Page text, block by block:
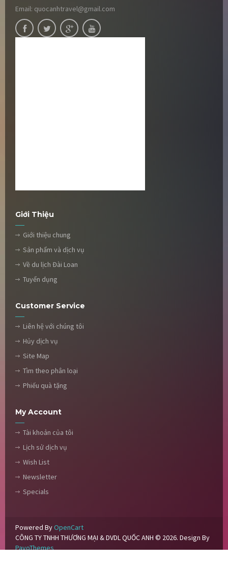
Email: quocanhtravel@gmail.com
Giới Thiệu
Giới thiệu chung
Sản phẩm và dịch vụ
Về du lịch Đài Loan
Tuyển dụng
Customer Service
Liên hệ với chúng tôi
Hủy dịch vụ
Site Map
Tìm theo phân loại
Phiếu quà tặng
My Account
Tài khoản của tôi
Lịch sử dịch vụ
Wish List
Newsletter
Specials
Powered ByOpenCart
CÔNG TY TNHH THƯƠNG MẠI & DVDL QUỐC ANH © 2026. Design By
PavoThemes